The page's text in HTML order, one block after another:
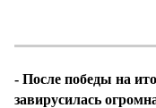
- После победы на
завирусилась